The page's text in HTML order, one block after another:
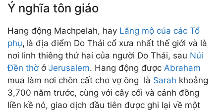
Ý nghĩa tôn giáo
Hang động Machpelah, hay Lăng mộ của các Tổ
phụ, là địa điểm Do Thái cổ xưa nhất thế giới và là
nơi linh thiêng thứ hai của người Do Thái, sau Núi
Đền thờ ở Jerusalem. Hang động được Abraham
mua làm nơi chôn cất cho vợ ông là Sarah khoảng
3,700 năm trước, cùng với cây cối và cánh đồng
liền kề nó, giao dịch đầu tiên được ghi lại về một